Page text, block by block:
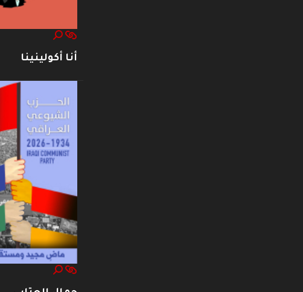
أنا أكولينينا